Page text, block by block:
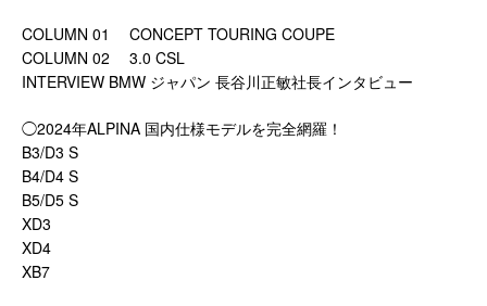
COLUMN 01 CONCEPT TOURING COUPE
COLUMN 02 3.0 CSL
INTERVIEW BMW ジャパン 長谷川正敏社長インタビュー
◯2024年ALPINA 国内仕様モデルを完全網羅！
B3/D3 S
B4/D4 S
B5/D5 S
XD3
XD4
XB7